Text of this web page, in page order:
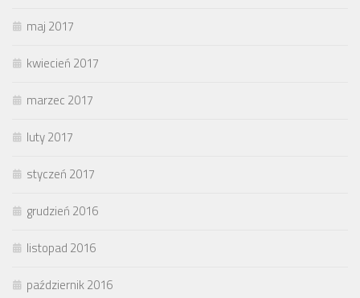
maj 2017
kwiecień 2017
marzec 2017
luty 2017
styczeń 2017
grudzień 2016
listopad 2016
październik 2016